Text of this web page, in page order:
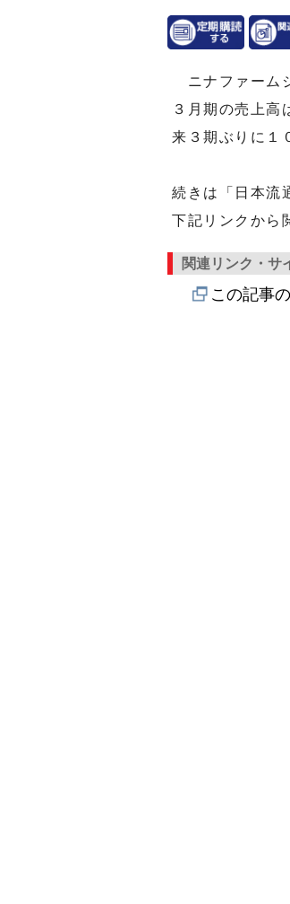
ニナファーム
３月期の売上高
来３期ぶりに１
続きは「日本流
下記リンクから
関連リンク・サ
この記事